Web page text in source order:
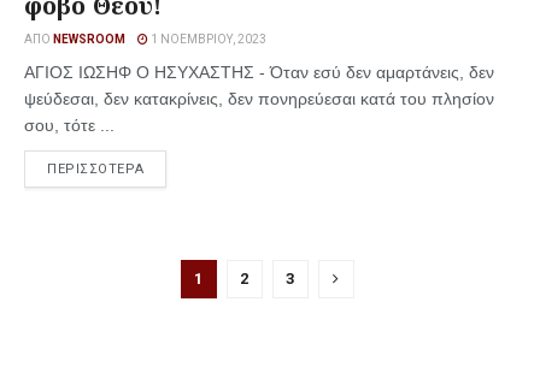
ΑΠΌ NEWSROOM 1 ΝΟΕΜΒΡΊΟΥ, 2023
ΑΓΙΟΣ ΙΩΣΗΦ Ο ΗΣΥΧΑΣΤΗΣ - Όταν εσύ δεν αμαρτάνεις, δεν
ψεύδεσαι, δεν κατακρίνεις, δεν πονηρεύεσαι κατά του πλησίον
σου, τότε ...
ΠΕΡΙΣΣΟΤΕΡΑ
1 2 3